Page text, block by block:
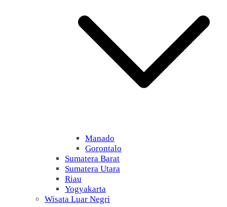
Manado
Gorontalo
Sumatera Barat
Sumatera Utara
Riau
Yogyakarta
Wisata Luar Negri